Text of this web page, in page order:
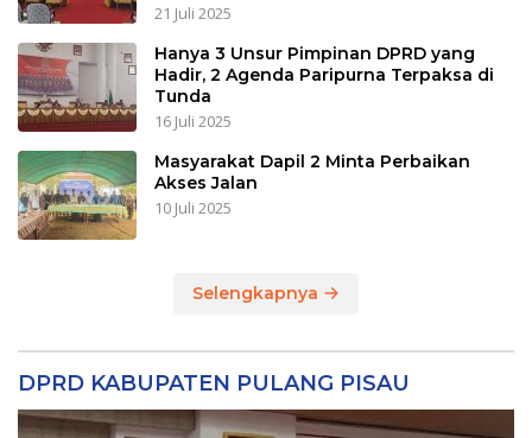
21 Juli 2025
Hanya 3 Unsur Pimpinan DPRD yang
Hadir, 2 Agenda Paripurna Terpaksa di
Tunda
16 Juli 2025
Masyarakat Dapil 2 Minta Perbaikan
Akses Jalan
10 Juli 2025
Selengkapnya
DPRD KABUPATEN PULANG PISAU